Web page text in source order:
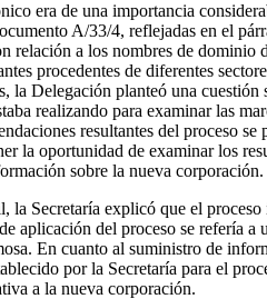
era de una importancia
A/33/4, reflejadas en el
relación a los nombres de
procedentes de diferentes
la Delegación planteó una
realizando para examinar las
resultantes del proceso
la oportunidad de examinar los
sobre la nueva corporación.
la Secretaría explicó que el
aplicación del proceso se refería
En cuanto al suministro de
por la Secretaría para el
a la nueva corporación.